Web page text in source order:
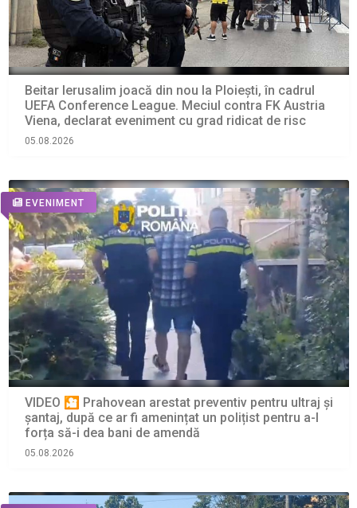
Beitar Ierusalim joacă din nou la Ploiești, în cadrul
UEFA Conference League. Meciul contra FK Austria
Viena, declarat eveniment cu grad ridicat de risc
05.08.2026
EVENIMENT
VIDEO 🎦 Prahovean arestat preventiv pentru ultraj și
șantaj, după ce ar fi amenințat un polițist pentru a-l
forța să-i dea bani de amendă
05.08.2026